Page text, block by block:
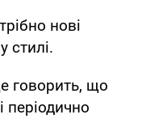
нові
стилі.
говорить, що
періодично